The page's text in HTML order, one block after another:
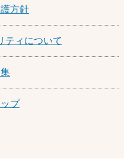
方針
ティについて
プ